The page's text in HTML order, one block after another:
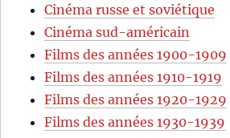
Cinéma russe et soviétique
Cinéma sud-américain
Films des années 1900-1909
Films des années 1910-1919
Films des années 1920-1929
Films des années 1930-1939